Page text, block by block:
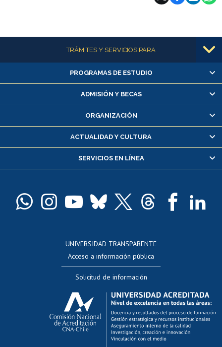
Más informaciónTRÁMITES Y SERVICIOS PARA
Alumnas/os y exalumnas/os
Matrícula en línea
Inscripción y cambio de asignaturas
Consulta y certificado de notas
Servicio médico y dental
Pago de arancel y crédito alumnos
Docentes
Perfeccionamiento
Editar Portafolio Académico
Evaluación docente
Calificación académica
Postulación al AUCAI
Funcionarias/os
Cursos internos de capacitación
PROGRAMAS DE ESTUDIO
ADMISIÓN Y BECAS
ORGANIZACIÓN
ACTUALIDAD Y CULTURA
SERVICIOS EN LÍNEA
UNIVERSIDAD TRANSPARENTE
Acceso a información pública
Solicitud de información